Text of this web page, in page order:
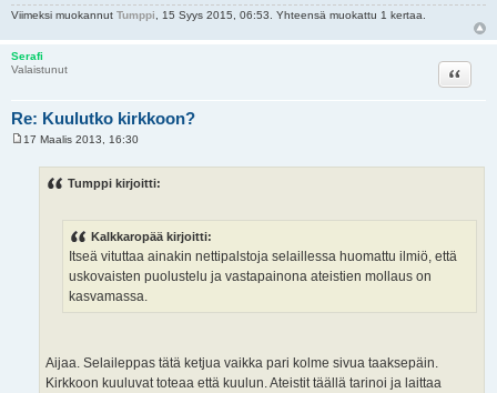
Viimeksi muokannut Tumppi , 15 Syys 2015, 06:53. Yhteensä muokattu 1 kertaa.
Serafi
Valaistunut
Re: Kuulutko kirkkoon?
Lainaa
17 Maalis 2013, 16:30
Tumppi kirjoitti:
Kalkkaropää kirjoitti:
Itseä vituttaa ainakin nettipalstoja selaillessa huomattu ilmiö, että
uskovaisten puolustelu ja vastapainona ateistien mollaus on
kasvamassa.
Aijaa. Selaileppas tätä ketjua vaikka pari kolme sivua taaksepäin.
Kirkkoon kuuluvat toteaa että kuulun. Ateistit täällä tarinoi ja laittaa